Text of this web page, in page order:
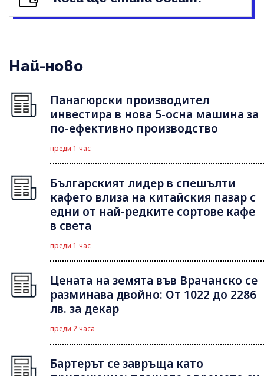
Най-ново
Панагюрски производител
инвестира в нова 5-осна машина за
по-ефективно производство
преди 1 час
Българският лидер в спешълти
кафето влиза на китайския пазар с
едни от най-редките сортове кафе
в света
преди 1 час
Цената на земята във Врачанско се
разминава двойно: От 1022 до 2286
лв. за декар
преди 2 часа
Бартерът се завръща като